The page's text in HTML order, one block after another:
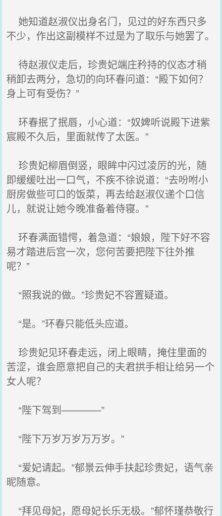
她知道赵淑仪出身名门，见过的好东西只多
不少，作出这副模样不过是为了取乐与她罢了。
待赵淑仪走后，珍贵妃端庄矜持的仪态才稍
稍卸去两分，急切的向环春问道：“殿下如何？
身上可有受伤？”
环春抿了抿唇，小心道：“奴婢听说殿下进紫
宸殿不久后，里面就传了太医。”
珍贵妃柳眉倒竖，眼眸中闪过凌厉的光，随
即缓缓吐出一口气，不疾不徐说道：“去吩咐小
厨房做些可口的饭菜，再去给赵淑仪递个口信
儿，就说让她今晚准备着侍寝。”
环春满面错愕，着急道：“娘娘，陛下好不容
易才踏进后宫一次，您何苦要把陛下往外推
呢？”
“照我说的做。”珍贵妃不容置疑道。
“是。”环春只能低头应道。
珍贵妃见环春走远，闭上眼睛，掩住里面的
苦涩，谁会愿意把自己的夫君拱手相让给另一个
女人呢？
“陛下驾到————”
“陛下万岁万岁万万岁。”
“爱妃请起。”郁景云伸手扶起珍贵妃，语气亲
昵随意。
“拜见母妃，愿母妃长乐无极。”郁怀瑾恭敬行